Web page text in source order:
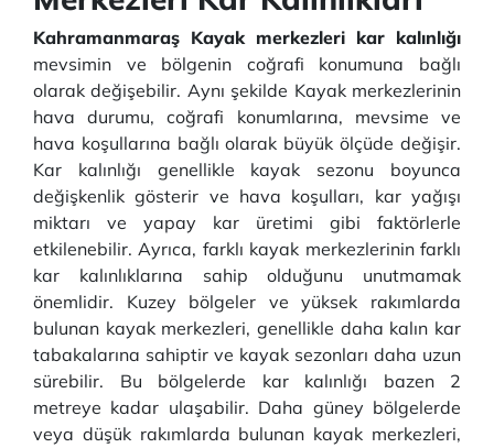
Kahramanmaraş Kayak merkezleri kar kalınlığı
mevsimin ve bölgenin coğrafi konumuna bağlı
olarak değişebilir. Aynı şekilde Kayak merkezlerinin
hava durumu, coğrafi konumlarına, mevsime ve
hava koşullarına bağlı olarak büyük ölçüde değişir.
Kar kalınlığı genellikle kayak sezonu boyunca
değişkenlik gösterir ve hava koşulları, kar yağışı
miktarı ve yapay kar üretimi gibi faktörlerle
etkilenebilir. Ayrıca, farklı kayak merkezlerinin farklı
kar kalınlıklarına sahip olduğunu unutmamak
önemlidir. Kuzey bölgeler ve yüksek rakımlarda
bulunan kayak merkezleri, genellikle daha kalın kar
tabakalarına sahiptir ve kayak sezonları daha uzun
sürebilir. Bu bölgelerde kar kalınlığı bazen 2
metreye kadar ulaşabilir. Daha güney bölgelerde
veya düşük rakımlarda bulunan kayak merkezleri,